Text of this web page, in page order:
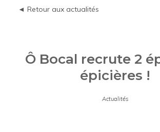
◄ Retour aux actualités
Ô Bocal recrute 2
épicières !
Actualités